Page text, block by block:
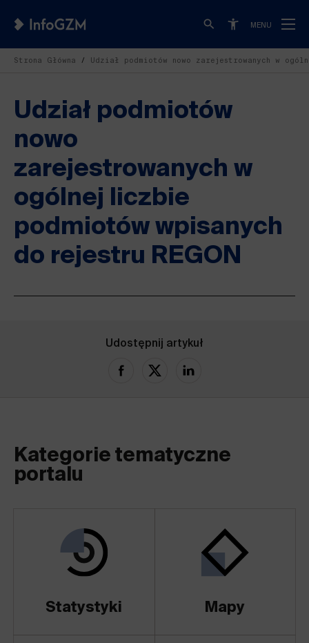
MENU
Strona Główna Udział podmiotów nowo zarejestrowanych w
Udział podmiotów
nowo
zarejestrowanych w
ogólnej liczbie
podmiotów wpisanych
do rejestru REGON
Udostępnij artykuł
Kategorie tematyczne
portalu
Statystyki Mapy